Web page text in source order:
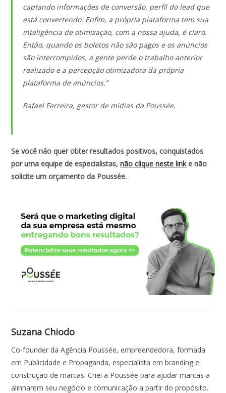
captando informações de conversão, perfil do lead que
está convertendo. Enfim, a própria plataforma tem sua
inteligência de otimização, com a nossa ajuda, é claro.
Então, quando os boletos não são pagos e os anúncios
são interrompidos, a gente perde o trabalho anterior
realizado e a percepção otimizadora da própria
plataforma de anúncios.”
Rafael Ferreira, gestor de mídias da Poussée.
Se você não quer obter resultados positivos, conquistados
por uma equipe de especialistas,não clique neste linke não
solicite um orçamento da Poussée.
Suzana Chiodo
Co-founder da Agência Poussée, empreendedora, formada
em Publicidade e Propaganda, especialista em branding e
construção de marcas. Criei a Poussée para ajudar marcas a
alinharem seu negócio e comunicação a partir do propósito.